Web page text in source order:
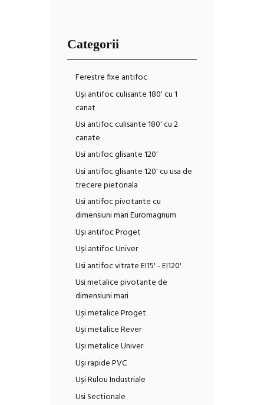
Categorii
Ferestre fixe antifoc
Uși antifoc culisante 180' cu 1
canat
Usi antifoc culisante 180' cu 2
canate
Usi antifoc glisante 120'
Usi antifoc glisante 120' cu usa de
trecere pietonala
Usi antifoc pivotante cu
dimensiuni mari Euromagnum
Uși antifoc Proget
Uși antifoc Univer
Usi antifoc vitrate EI15' - EI120'
Usi metalice pivotante de
dimensiuni mari
Uși metalice Proget
Uși metalice Rever
Uși metalice Univer
Uși rapide PVC
Uși Rulou Industriale
Usi Sectionale